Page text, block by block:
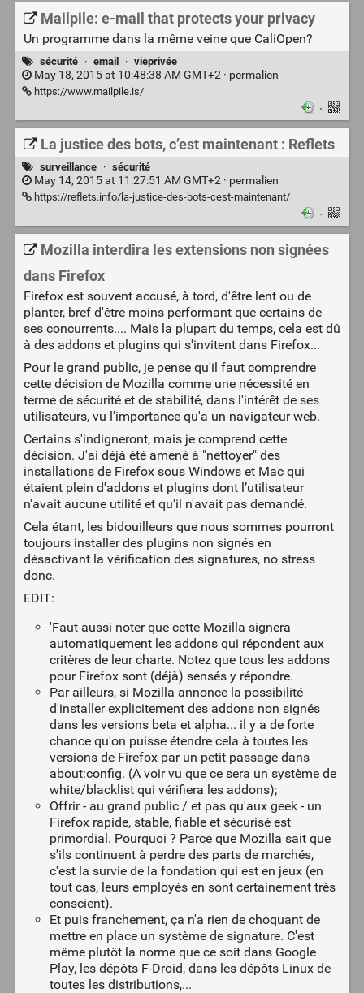
Mailpile: e-mail that protects your privacy
Un programme dans la même veine que CaliOpen?
sécurité · email · vieprivée
May 18, 2015 at 10:48:38 AM GMT+2 · permalien
https://www.mailpile.is/
·
La justice des bots, c’est maintenant : Reflets
surveillance · sécurité
May 14, 2015 at 11:27:51 AM GMT+2 · permalien
https://reflets.info/la-justice-des-bots-cest-maintenant/
·
Mozilla interdira les extensions non signées
dans Firefox
Firefox est souvent accusé, à tord, d'être lent ou de
planter, bref d'être moins performant que certains de
ses concurrents.... Mais la plupart du temps, cela est dû
à des addons et plugins qui s'invitent dans Firefox...
Pour le grand public, je pense qu'il faut comprendre
cette décision de Mozilla comme une nécessité en
terme de sécurité et de stabilité, dans l'intérêt de ses
utilisateurs, vu l'importance qu'a un navigateur web.
Certains s'indigneront, mais je comprend cette
décision. J'ai déjà été amené à "nettoyer" des
installations de Firefox sous Windows et Mac qui
étaient plein d'addons et plugins dont l’utilisateur
n'avait aucune utilité et qu'il n'avait pas demandé.
Cela étant, les bidouilleurs que nous sommes pourront
toujours installer des plugins non signés en
désactivant la vérification des signatures, no stress
donc.
EDIT:
'Faut aussi noter que cette Mozilla signera
automatiquement les addons qui répondent aux
critères de leur charte. Notez que tous les addons
pour Firefox sont (déjà) sensés y répondre.
Par ailleurs, si Mozilla annonce la possibilité
d'installer explicitement des addons non signés
dans les versions beta et alpha... il y a de forte
chance qu'on puisse étendre cela à toutes les
versions de Firefox par un petit passage dans
about:config. (A voir vu que ce sera un système de
white/blacklist qui vérifiera les addons);
Offrir - au grand public / et pas qu'aux geek - un
Firefox rapide, stable, fiable et sécurisé est
primordial. Pourquoi ? Parce que Mozilla sait que
s'ils continuent à perdre des parts de marchés,
c'est la survie de la fondation qui est en jeux (en
tout cas, leurs employés en sont certainement très
conscient).
Et puis franchement, ça n'a rien de choquant de
mettre en place un système de signature. C'est
même plutôt la norme que ce soit dans Google
Play, les dépôts F-Droid, dans les dépôts Linux de
toutes les distributions,...